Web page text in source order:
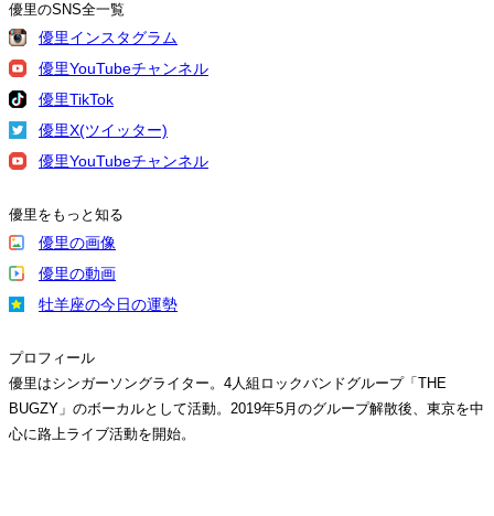
優里のSNS全一覧
優里インスタグラム
優里YouTubeチャンネル
優里TikTok
優里X(ツイッター)
優里YouTubeチャンネル
優里をもっと知る
優里の画像
優里の動画
牡羊座の今日の運勢
プロフィール
優里はシンガーソングライター。4人組ロックバンドグループ「THE
BUGZY」のボーカルとして活動。2019年5月のグループ解散後、東京を中
心に路上ライブ活動を開始。